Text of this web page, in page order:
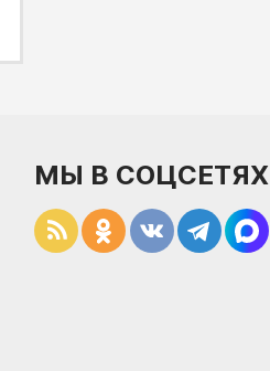
МЫ В СОЦСЕТЯХ